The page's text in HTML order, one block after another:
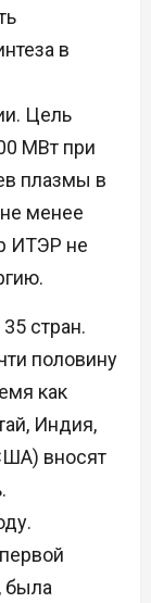
в
Цель
МВт при
плазмы в
менее
ИТЭР не
стран.
половину
как
Индия,
вносят
была